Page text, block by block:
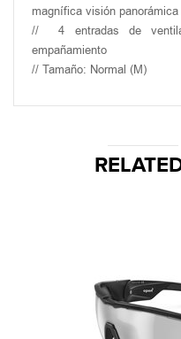
magnífica visión panorámica
//
4 entradas de
empañamiento
// Tamaño: Normal (M)